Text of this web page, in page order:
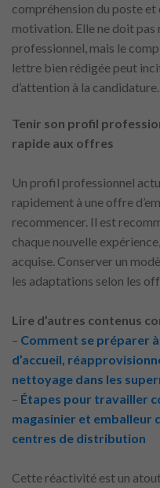
compréhension du poste et
motivation. Elle ne doit
professionnel, mais le
lettre bien rédigée peut
d’attention à la candidature.
Tenir son profil
rapide aux offres
Un profil professionnel
rapidement à une offre
recommencer. Il est
chaque nouvelle
acquise. Conserver un
les adaptations selon les
Lire d’autres contenus
– Comment se préparer
d’accueil,
nettoyage dans les
– Étapes pour travailler
magasinier et emballeur
centres de distribution
Cette réactivité est un